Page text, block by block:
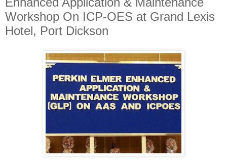
Workshop On ICP-OES at Grand Lexis
Hotel, Port Dickson